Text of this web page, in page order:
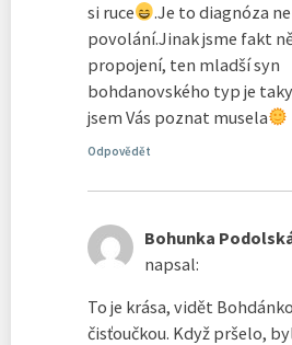
si ruce
.Je to diagnóza ne
povolání.Jinak jsme fakt
propojení, ten mladší syn
bohdanovského typ je
jsem Vás poznat musela
Odpovědět
Bohunka
napsal:
To je krása, vidět
čisťoučkou. Když pršelo,